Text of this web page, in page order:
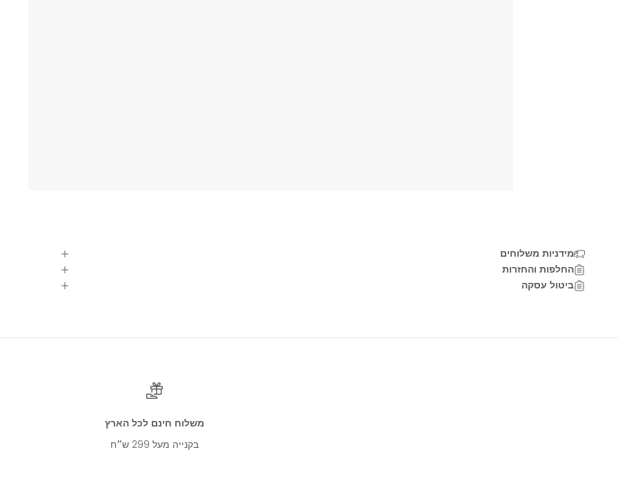
מידניות משלוחים
החלפות והחזרות
ביטול עסקה
משלוח חינם לכל הארץ
בקנייה מעל 299 ש״ח
בואו להיות חברים שלנו!
הירשמו לניוזלטר וקבלו הטבות, וגם